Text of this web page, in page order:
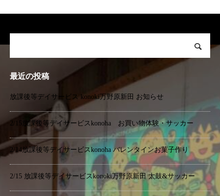
最近の投稿
放課後等デイサービス konoki万野原新田 お知らせ
2/15放課後等デイサービスkonoha お買い物体験・サッカー
2/14放課後等デイサービスkonoha バレンタインお菓子作り
2/15 放課後等デイサービスkonoki万野原新田 太鼓&サッカー